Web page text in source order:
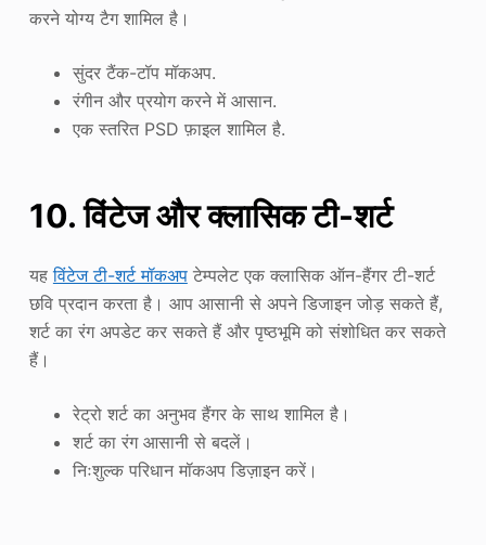
करने योग्य टैग शामिल है।
सुंदर टैंक-टॉप मॉकअप.
रंगीन और प्रयोग करने में आसान.
एक स्तरित PSD फ़ाइल शामिल है.
10. विंटेज और क्लासिक टी-शर्ट
यहविंटेज टी-शर्ट मॉकअपटेम्पलेट एक क्लासिक ऑन-हैंगर टी-शर्ट
छवि प्रदान करता है। आप आसानी से अपने डिजाइन जोड़ सकते हैं,
शर्ट का रंग अपडेट कर सकते हैं और पृष्ठभूमि को संशोधित कर सकते
हैं।
रेट्रो शर्ट का अनुभव हैंगर के साथ शामिल है।
शर्ट का रंग आसानी से बदलें।
निःशुल्क परिधान मॉकअप डिज़ाइन करें।